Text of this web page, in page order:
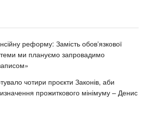
реформу: Замість обовʼязкової
ми плануємо запровадимо
чотири проєкти Законів, аби
прожиткового мінімуму – Денис